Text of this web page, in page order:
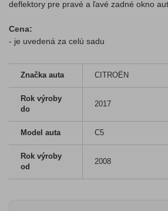
deflektory pre pravé a ľavé zadné okno
Cena:
- je uvedená za celú sadu
Značka auta CITROËN
Rok výroby
do
2017
Model auta C5
Rok výroby
od
2008